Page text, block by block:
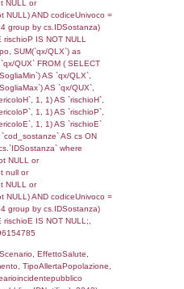
f_territori_limitrofi.Distanza,
FROM f_territori_limitrofi
ON
=
=
AND